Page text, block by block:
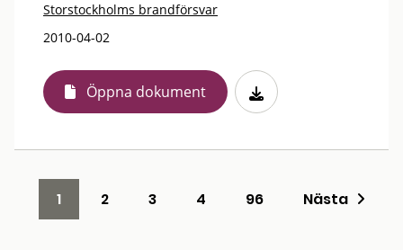
Storstockholms brandförsvar
2010-04-02
Öppna dokument
1 2 3 4 96 Nästa